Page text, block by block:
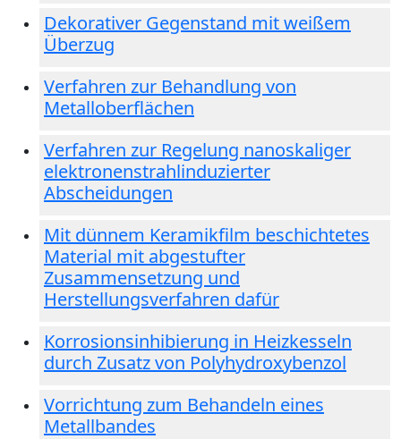
Dekorativer Gegenstand mit weißem
Überzug
Verfahren zur Behandlung von
Metalloberflächen
Verfahren zur Regelung nanoskaliger
elektronenstrahlinduzierter
Abscheidungen
Mit dünnem Keramikfilm beschichtetes
Material mit abgestufter
Zusammensetzung und
Herstellungsverfahren dafür
Korrosionsinhibierung in Heizkesseln
durch Zusatz von Polyhydroxybenzol
Vorrichtung zum Behandeln eines
Metallbandes